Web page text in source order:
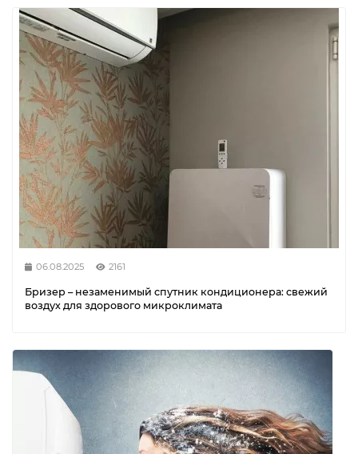
06.08.2025 2161
Бризер – незаменимый спутник кондиционера: свежий
воздух для здорового микроклимата